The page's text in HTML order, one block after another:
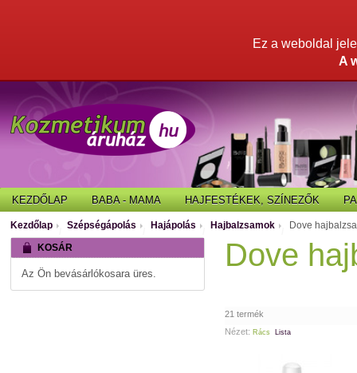
Ez a weboldal
A
KEZDŐLAP BABA - MAMA HAJFESTÉKEK, SZÍNEZŐK
Kezdőlap Szépségápolás Hajápolás Hajbalzsamok Dove
Dove
21 termék
Nézet: Rács Lista
KOSÁR
Az Ön bevásárlókosara üres.